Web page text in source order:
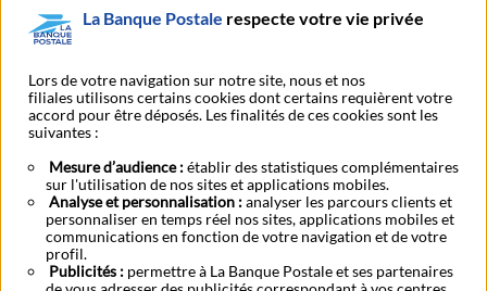
Protection des Données à Caractère PersonnelFiliales et partenaires
CookiesGestion des cookiesActualiser vos informations
Contestation et réclamation Coordonnées Centres Financiers
Alertes fraudes et points de vigilance Actualités réglementaires CGU
Aide navigateur et systèmes d'exploitation
Vider le cache de votre navigateurLexique Aide et accessibilité
Accessibilité – Partiellement conforme Espace candidature
BFI - Banque de Financement et d'Investissement
Le fonds de garantie des dépôts et de résolutionRésilierRétractation
La Banque Postale respecte votre vie privée
Lors de votre navigation sur notre site, nous et nos
filiales utilisons certains cookies dont certains requièrent votre
accord pour être déposés. Les finalités de ces cookies sont les
suivantes :
Mesure d’audience :établir des statistiques complémentaires
sur l'utilisation de nos sites et applications mobiles.
Analyse et personnalisation :analyser les parcours clients et
personnaliser en temps réel nos sites, applications mobiles et
communications en fonction de votre navigation et de votre
profil.
Publicités : permettre à La Banque Postale et ses partenaires